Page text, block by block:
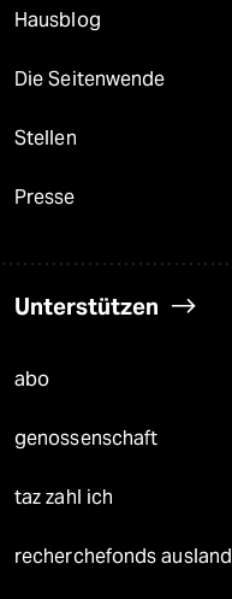
Hausblog
Die Seitenwende
Stellen
Presse
Unterstützen
abo
genossenschaft
taz zahl ich
recherchefonds ausland